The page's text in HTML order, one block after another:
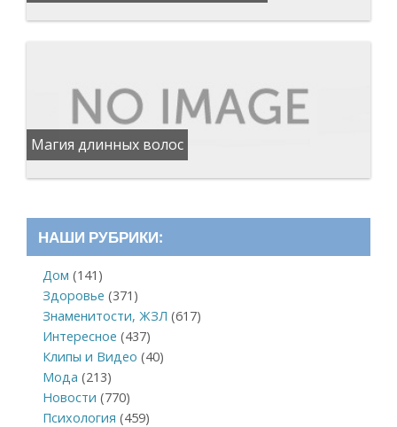
Магия длинных волос
НАШИ РУБРИКИ:
Дом (141)
Здоровье (371)
Знаменитости, ЖЗЛ (617)
Интересное (437)
Клипы и Видео (40)
Мода (213)
Новости (770)
Психология (459)